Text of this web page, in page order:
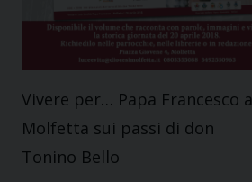
Vivere per… Papa Francesco a
Molfetta sui passi di don
Tonino Bello